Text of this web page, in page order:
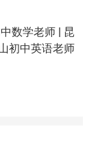
数学老师 | 昆
初中英语老师